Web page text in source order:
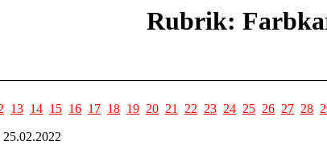
Rubrik:
13 14 15 16 17 18 19 20 21 22 23 24 25 26 27 28
25.02.2022